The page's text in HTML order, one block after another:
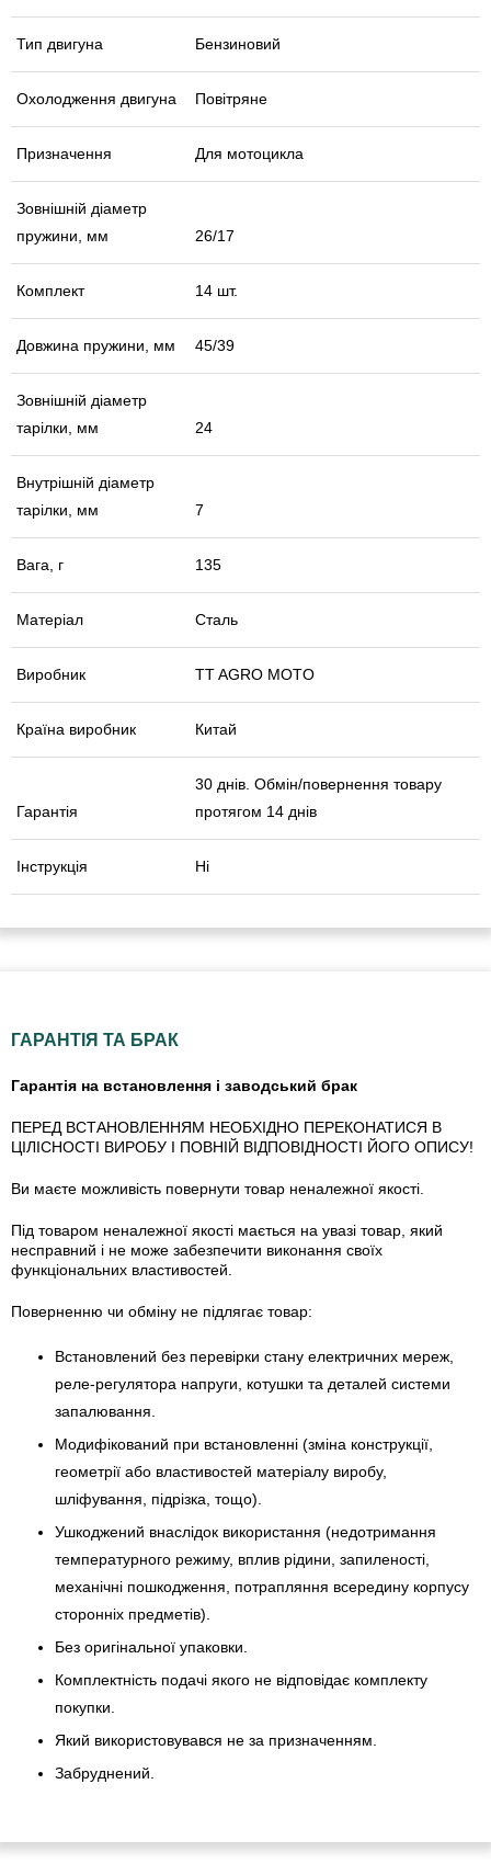
Тип двигуна Бензиновий
Охолодження двигуна Повітряне
Призначення Для мотоцикла
Зовнішній діаметр
пружини, мм
26/17
Комплект 14 шт.
Довжина пружини, мм 45/39
Зовнішній діаметр
тарілки, мм
24
Внутрішній діаметр
тарілки, мм
7
Вага, г 135
Матеріал Сталь
Виробник TT AGRO MOTO
Країна виробник Китай
Гарантія
30 днів. Обмін/повернення товару
протягом 14 днів
Інструкція Ні
ГАРАНТІЯ ТА БРАК
Гарантія на встановлення і заводський брак
ПЕРЕД ВСТАНОВЛЕННЯМ НЕОБХІДНО ПЕРЕКОНАТИСЯ В
ЦІЛІСНОСТІ ВИРОБУ І ПОВНІЙ ВІДПОВІДНОСТІ ЙОГО ОПИСУ!
Ви маєте можливість повернути товар неналежної якості.
Під товаром неналежної якості мається на увазі товар, який
несправний і не може забезпечити виконання своїх
функціональних властивостей.
Поверненню чи обміну не підлягає товар:
Встановлений без перевірки стану електричних мереж,
реле-регулято­ра напруги, котушки та деталей системи
запалювання.
Модифікований при встановленні (зміна конструкції,
геометрії або властивостей матеріалу виробу,
шліфування, підрізка, тощо).
Ушкоджений внаслідок використання (недотримання
температурного режиму, вплив рідини, запиленості,
механічні пошкодження, потрапляння всередину корпусу
сторонніх предметів).
Без оригінальної упаковки.
Комплектність подачі якого не відповідає комплекту
покупки.
Який використовувався не за призначенням.
Забруднений.